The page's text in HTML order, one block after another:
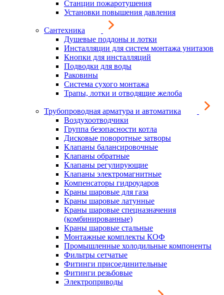
Станции пожаротушения
Установки повышения давления
Сантехника
Душевые поддоны и лотки
Инсталляции для систем монтажа унитазов
Кнопки для инсталляций
Подводки для воды
Раковины
Система сухого монтажа
Трапы, лотки и отводящие желоба
Трубопроводная арматура и автоматика
Воздухоотводчики
Группа безопасности котла
Дисковые поворотные затворы
Клапаны балансировочные
Клапаны обратные
Клапаны регулирующие
Клапаны электромагнитные
Компенсаторы гидроударов
Краны шаровые для газа
Краны шаровые латунные
Краны шаровые спецназначения
(комбинированные)
Краны шаровые стальные
Монтажные комплекты КОФ
Промышленные холодильные компоненты
Фильтры сетчатые
Фитинги присоединительные
Фитинги резьбовые
Электроприводы